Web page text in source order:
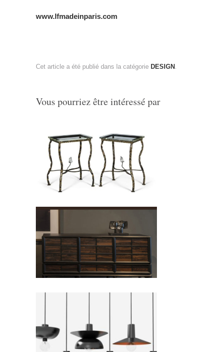
www.lfmadeinparis.com
Cet article a été publié dans la catégorie DESIGN
Vous pourriez être intéressé par